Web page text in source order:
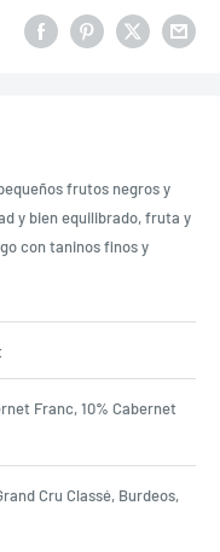
frutos negros y
y bien equilibrado, fruta y
con taninos finos y
Franc, 10% Cabernet
Cru Classé, Burdeos,